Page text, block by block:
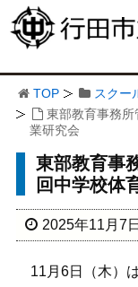
TOP
スクー
東部教育事務
業研究会
東部教育事
回中学校体
2025年11月7日
11月6日（木）